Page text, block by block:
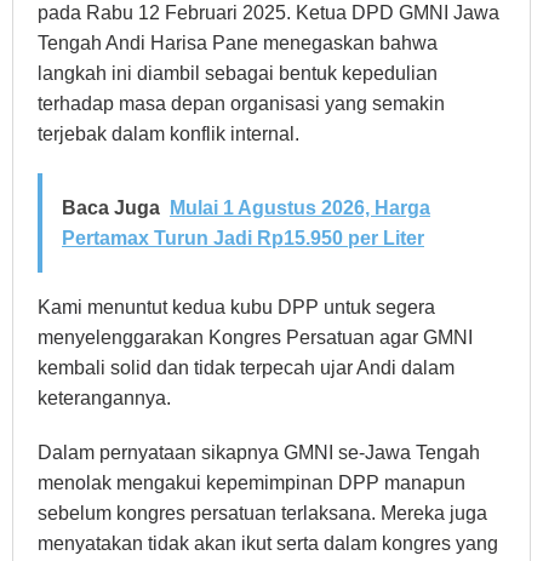
pada Rabu 12 Februari 2025. Ketua DPD GMNI Jawa
Tengah Andi Harisa Pane menegaskan bahwa
langkah ini diambil sebagai bentuk kepedulian
terhadap masa depan organisasi yang semakin
terjebak dalam konflik internal.
Baca Juga
Mulai 1 Agustus 2026, Harga
Pertamax Turun Jadi Rp15.950 per Liter
Kami menuntut kedua kubu DPP untuk segera
menyelenggarakan Kongres Persatuan agar GMNI
kembali solid dan tidak terpecah ujar Andi dalam
keterangannya.
Dalam pernyataan sikapnya GMNI se-Jawa Tengah
menolak mengakui kepemimpinan DPP manapun
sebelum kongres persatuan terlaksana. Mereka juga
menyatakan tidak akan ikut serta dalam kongres yang